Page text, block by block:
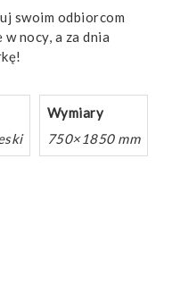
swoim odbiorcom
nocy, a za dnia
Wymiary
750×1850 mm